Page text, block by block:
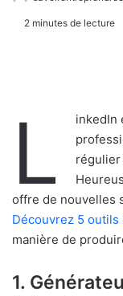
2 minutes de lecture
L
inkedIn
régulier
offre de nouvelles
Découvrez 5 outils
manière de
1.